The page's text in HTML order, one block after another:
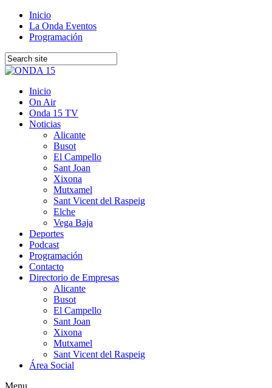
Inicio
La Onda Eventos
Programación
Inicio
On Air
Onda 15 TV
Noticias
Alicante
Busot
El Campello
Sant Joan
Xixona
Mutxamel
Sant Vicent del Raspeig
Elche
Vega Baja
Deportes
Podcast
Programación
Contacto
Directorio de Empresas
Alicante
Busot
El Campello
Sant Joan
Xixona
Mutxamel
Sant Vicent del Raspeig
Área Social
Menu